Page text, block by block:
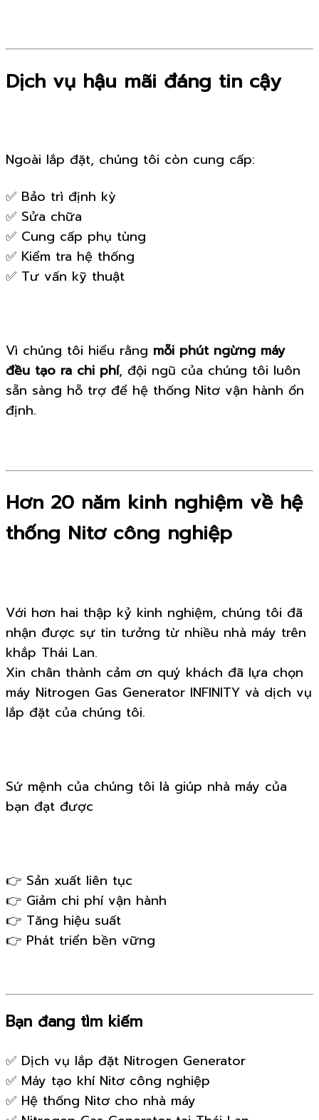
Dịch vụ hậu mãi đáng tin cậy
Ngoài lắp đặt, chúng tôi còn cung cấp:
✅ Bảo trì định kỳ
✅ Sửa chữa
✅ Cung cấp phụ tùng
✅ Kiểm tra hệ thống
✅ Tư vấn kỹ thuật
Vì chúng tôi hiểu rằng mỗi phút ngừng máy
đều tạo ra chi phí, đội ngũ của chúng tôi luôn
sẵn sàng hỗ trợ để hệ thống Nitơ vận hành ổn
định.
Hơn 20 năm kinh nghiệm về hệ
thống Nitơ công nghiệp
Với hơn hai thập kỷ kinh nghiệm, chúng tôi đã
nhận được sự tin tưởng từ nhiều nhà máy trên
khắp Thái Lan.
Xin chân thành cảm ơn quý khách đã lựa chọn
máy Nitrogen Gas Generator INFINITY và dịch vụ
lắp đặt của chúng tôi.
Sứ mệnh của chúng tôi là giúp nhà máy của
bạn đạt được
👉 Sản xuất liên tục
👉 Giảm chi phí vận hành
👉 Tăng hiệu suất
👉 Phát triển bền vững
Bạn đang tìm kiếm
✅ Dịch vụ lắp đặt Nitrogen Generator
✅ Máy tạo khí Nitơ công nghiệp
✅ Hệ thống Nitơ cho nhà máy